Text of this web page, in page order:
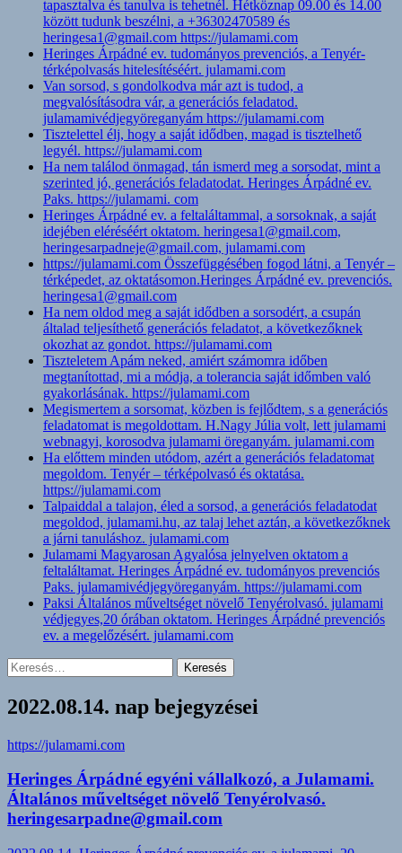
tapasztalva és tanulva is tehetnél. Hétköznap 09.00 és 14.00
között tudunk beszélni, a +36302470589 és
heringesa1@gmail.com https://julamami.com
Heringes Árpádné ev. tudományos prevenciós, a Tenyér-
térképolvasás hitelesítéséért. julamami.com
Van sorsod, s gondolkodva már azt is tudod, a
megvalósításodra vár, a generációs feladatod.
julamamivédjegyöreganyám https://julamami.com
Tisztelettel élj, hogy a saját idődben, magad is tisztelhető
legyél. https://julamami.com
Ha nem találod önmagad, tán ismerd meg a sorsodat, mint a
szerinted jó, generációs feladatodat. Heringes Árpádné ev.
Paks. https://julamami. com
Heringes Árpádné ev. a feltaláltammal, a sorsoknak, a saját
idejében eléréséért oktatom. heringesa1@gmail.com,
heringesarpadneje@gmail.com, julamami.com
https://julamami.com Összefüggésében fogod látni, a Tenyér –
térképedet, az oktatásomon.Heringes Árpádné ev. prevenciós.
heringesa1@gmail.com
Ha nem oldod meg a saját idődben a sorsodért, a csupán
általad teljesíthető generációs feladatot, a következőknek
okozhat az gondot. https://julamami.com
Tiszteletem Apám neked, amiért számomra időben
megtanítottad, mi a módja, a tolerancia saját időmben való
gyakorlásának. https://julamami.com
Megismertem a sorsomat, közben is fejlődtem, s a generációs
feladatomat is megoldottam. H.Nagy Júlia volt, lett julamami
webnagyi, korosodva julamami öreganyám. julamami.com
Ha előttem minden utódom, azért a generációs feladatomat
megoldom. Tenyér – térképolvasó és oktatása.
https://julamami.com
Talpaiddal a talajon, éled a sorsod, a generációs feladatodat
megoldod, julamami.hu, az talaj lehet aztán, a következőknek
a járni tanuláshoz. julamami.com
Julamami Magyarosan Agyalósa jelnyelven oktatom a
feltaláltamat. Heringes Árpádné ev. tudományos prevenciós
Paks. julamamivédjegyöreganyám. https://julamami.com
Paksi Általános műveltséget növelő Tenyérolvasó. julamami
védjegyes,20 órában oktatom. Heringes Árpádné prevenciós
ev. a megelőzésért. julamami.com
Keresés:
2022.08.14. nap bejegyzései
https://julamami.com
Heringes Árpádné egyéni vállalkozó, a Julamami.
Általános műveltséget növelő Tenyérolvasó.
heringesarpadne@gmail.com